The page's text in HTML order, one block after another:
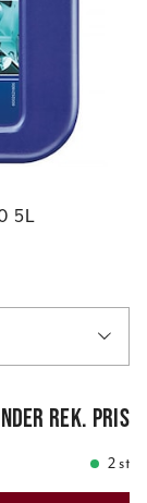
5L
rek. pris
2 st